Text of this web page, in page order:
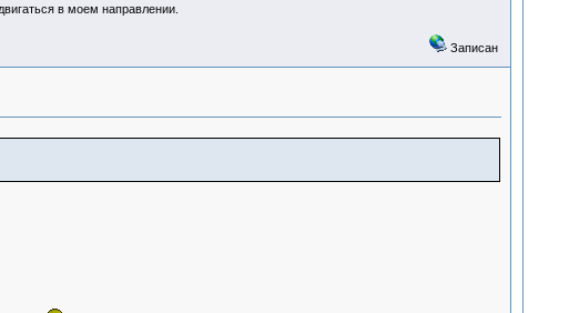
в моем направлении.
Записан